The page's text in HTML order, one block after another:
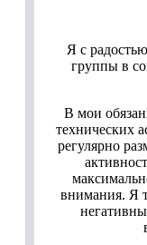
Я с
группы в
В мои
технических
регулярно
внимания. Я